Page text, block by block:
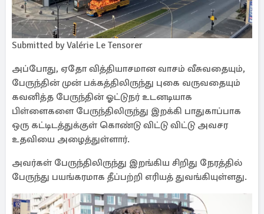
Submitted by Valérie Le Tensorer
அப்போது, ஏதோ வித்தியாசமான வாசம் வீசுவதையும்,
பேருந்தின் முன் பக்கத்திலிருந்து புகை வருவதையும்
கவனித்த பேருந்தின் ஓட்டுநர் உடனடியாக
பிள்ளைகளை பேருந்திலிருந்து இறக்கி பாதுகாப்பாக
ஒரு கட்டிடத்துக்குள் கொண்டு விட்டு விட்டு அவசர
உதவியை அழைத்துள்ளார்.
அவர்கள் பேருந்திலிருந்து இறங்கிய சிறிது நேரத்தில்
பேருந்து பயங்கரமாக தீப்பற்றி எரியத் துவங்கியுள்ளது.